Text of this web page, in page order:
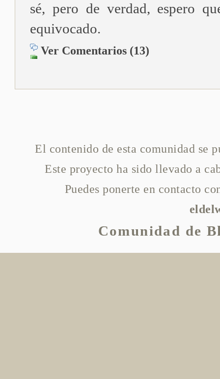
sé, pero de verdad, espero
equivocado.
Ver Comentarios (13)
El contenido de esta comunidad se
Este proyecto ha sido llevado a
Puedes ponerte en contacto
Comunidad de